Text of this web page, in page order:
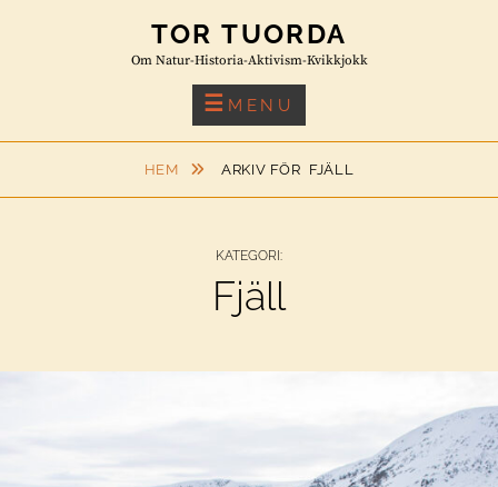
TOR TUORDA
Om Natur-Historia-Aktivism-Kvikkjokk
MENU
HEM ARKIV FÖR FJÄLL
KATEGORI:
Fjäll